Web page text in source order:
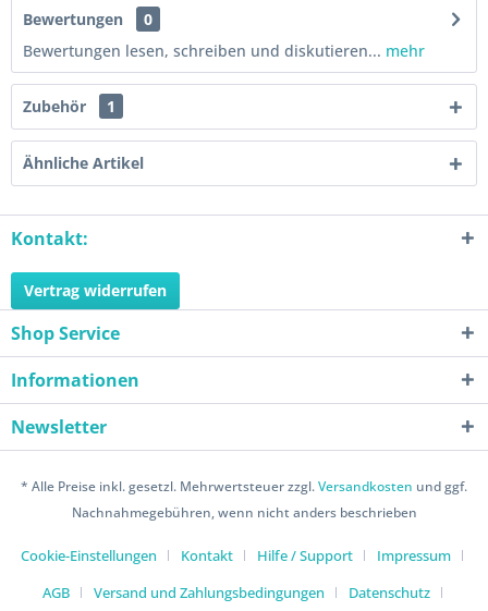
Bewertungen
0
Bewertungen lesen, schreiben und diskutieren... mehr
Zubehör 1
Ähnliche Artikel
Kontakt:
Vertrag widerrufen
Shop Service
Informationen
Newsletter
* Alle Preise inkl. gesetzl. Mehrwertsteuer zzgl.Versandkosten und ggf.
Nachnahmegebühren, wenn nicht anders beschrieben
Cookie-Einstellungen Kontakt Hilfe / Support
Impressum
AGB
Versand und Zahlungsbedingungen Datenschutz